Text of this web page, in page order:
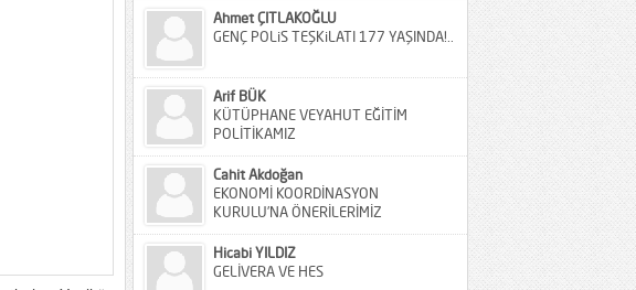
Ahmet ÇITLAKOĞLU
GENÇ POLiS TEŞKiLATI 177 YAŞINDA!..
Arif BÜK
KÜTÜPHANE VEYAHUT EĞİTİM
POLİTİKAMIZ
Cahit Akdoğan
EKONOMİ KOORDİNASYON
KURULU’NA ÖNERİLERİMİZ
Hicabi YILDIZ
GELİVERA VE HES